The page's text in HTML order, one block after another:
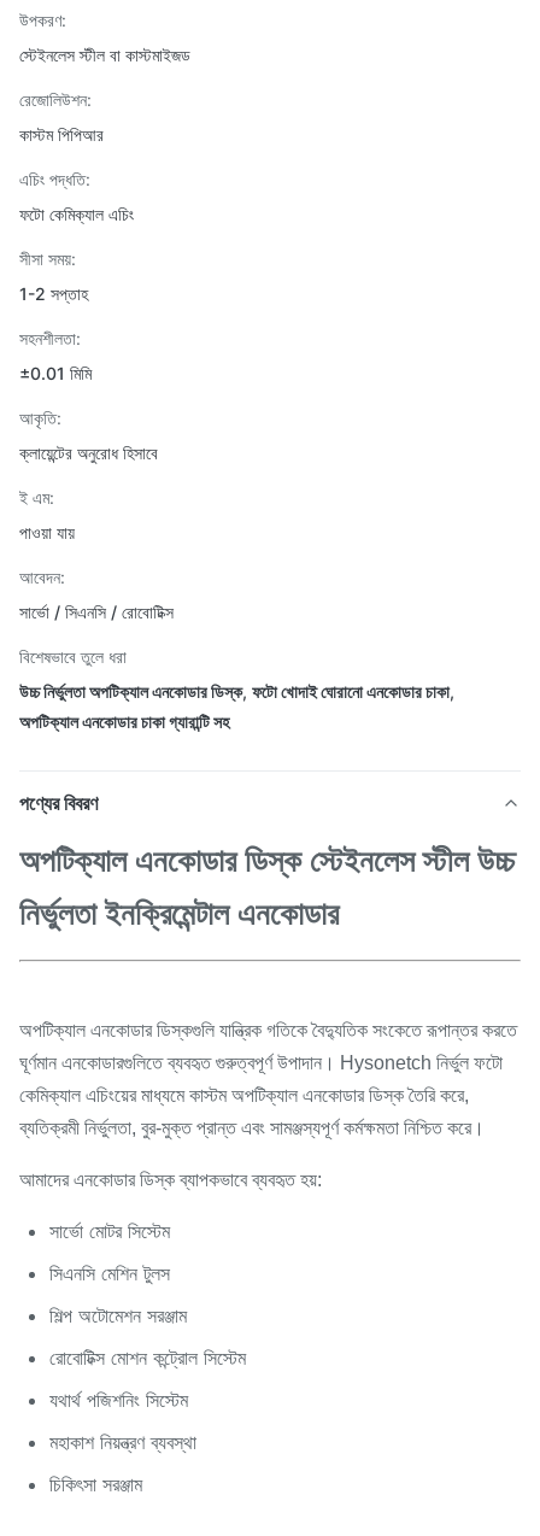
উপকরণ:
স্টেইনলেস স্টীল বা কাস্টমাইজড
রেজোলিউশন:
কাস্টম পিপিআর
এচিং পদ্ধতি:
ফটো কেমিক্যাল এচিং
সীসা সময়:
1-2 সপ্তাহ
সহনশীলতা:
±0.01 মিমি
আকৃতি:
ক্লায়েন্টের অনুরোধ হিসাবে
ই এম:
পাওয়া যায়
আবেদন:
সার্ভো / সিএনসি / রোবোটিক্স
বিশেষভাবে তুলে ধরা
উচ্চ নির্ভুলতা অপটিক্যাল এনকোডার ডিস্ক, ফটো খোদাই ঘোরানো এনকোডার চাকা,
অপটিক্যাল এনকোডার চাকা গ্যারান্টি সহ
পণ্যের বিবরণ
অপটিক্যাল এনকোডার ডিস্ক স্টেইনলেস স্টীল উচ্চ
নির্ভুলতা ইনক্রিমেন্টাল এনকোডার
অপটিক্যাল এনকোডার ডিস্কগুলি যান্ত্রিক গতিকে বৈদ্যুতিক সংকেতে রূপান্তর করতে
ঘূর্ণমান এনকোডারগুলিতে ব্যবহৃত গুরুত্বপূর্ণ উপাদান। Hysonetch নির্ভুল ফটো
কেমিক্যাল এচিংয়ের মাধ্যমে কাস্টম অপটিক্যাল এনকোডার ডিস্ক তৈরি করে,
ব্যতিক্রমী নির্ভুলতা, বুর-মুক্ত প্রান্ত এবং সামঞ্জস্যপূর্ণ কর্মক্ষমতা নিশ্চিত করে।
আমাদের এনকোডার ডিস্ক ব্যাপকভাবে ব্যবহৃত হয়:
সার্ভো মোটর সিস্টেম
সিএনসি মেশিন টুলস
শিল্প অটোমেশন সরঞ্জাম
রোবোটিক্স মোশন কন্ট্রোল সিস্টেম
যথার্থ পজিশনিং সিস্টেম
মহাকাশ নিয়ন্ত্রণ ব্যবস্থা
চিকিৎসা সরঞ্জাম